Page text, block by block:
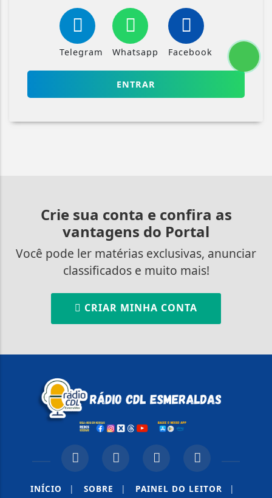
Telegram Whatsapp Facebook
ENTRAR
Crie sua conta e confira as
vantagens do Portal
Você pode ler matérias exclusivas, anunciar
classificados e muito mais!
CRIAR MINHA CONTA
INÍCIO | SOBRE | PAINEL DO LEITOR |